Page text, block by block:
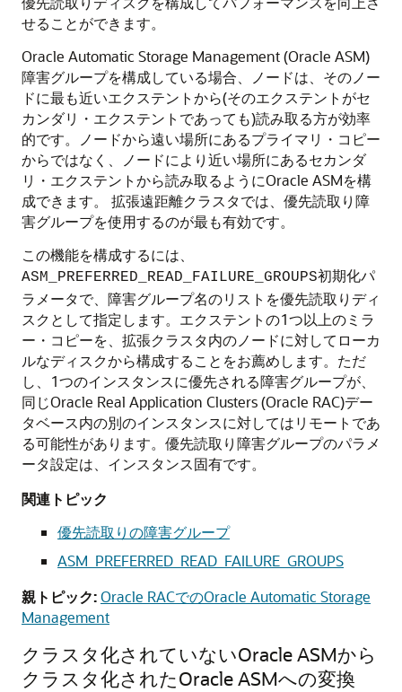
せることができます。
Oracle Automatic Storage Management (Oracle ASM)
障害グループを構成している場合、ノードは、そのノー
ドに最も近いエクステントから(そのエクステントがセ
カンダリ・エクステントであっても)読み取る方が効率
的です。ノードから遠い場所にあるプライマリ・コピー
からではなく、ノードにより近い場所にあるセカンダ
リ・エクステントから読み取るようにOracle ASMを構
成できます。
拡張遠距離クラスタでは、優先読取り障
害グループを使用するのが最も有効です。
この機能を構成するには、
ASM_PREFERRED_READ_FAILURE_GROUPS初期化パ
ラメータで、障害グループ名のリストを優先読取りディ
スクとして指定します。エクステントの1つ以上のミラ
ー・コピーを、拡張クラスタ内のノードに対してローカ
ルなディスクから構成することをお薦めします。ただ
し、1つのインスタンスに優先される障害グループが、
同じOracle Real Application Clusters (Oracle RAC)デー
タベース内の別のインスタンスに対してはリモートであ
る可能性があります。優先読取り障害グループのパラメ
ータ設定は、インスタンス固有です。
関連トピック
優先読取りの障害グループ
ASM_PREFERRED_READ_FAILURE_GROUPS
親トピック:Oracle RACでのOracle Automatic Storage
Management
クラスタ化されていないOracle ASMから
クラスタ化されたOracle ASMへの変換